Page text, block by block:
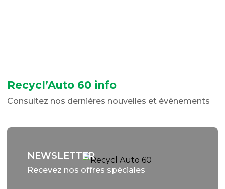
Recycl’Auto 60 info
Consultez nos dernières nouvelles et événements
NEWSLETTER
Recevez nos offres spéciales